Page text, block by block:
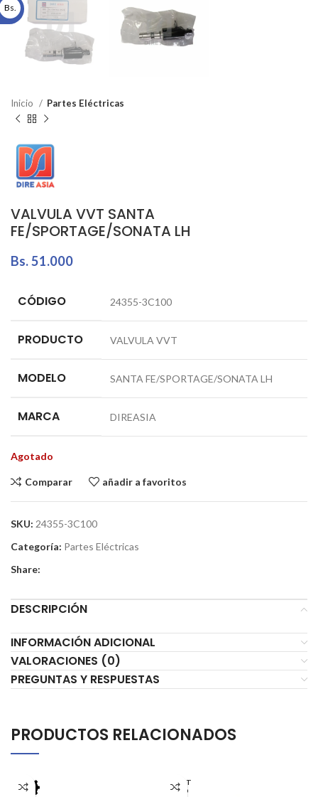
Inicio Partes Eléctricas
VALVULA VVT SANTA
FE/SPORTAGE/SONATA LH
Bs.51.000
CÓDIGO 24355-3C100
PRODUCTO VALVULA VVT
MODELO SANTA FE/SPORTAGE/SONATA LH
MARCA DIREASIA
Agotado
Comparar añadir a favoritos
SKU: 24355-3C100
Categoría: Partes Eléctricas
Share:
DESCRIPCIÓN
INFORMACIÓN ADICIONAL
VALORACIONES (0)
PREGUNTAS Y RESPUESTAS
PRODUCTOS RELACIONADOS
AGOT
ADO
Bs.